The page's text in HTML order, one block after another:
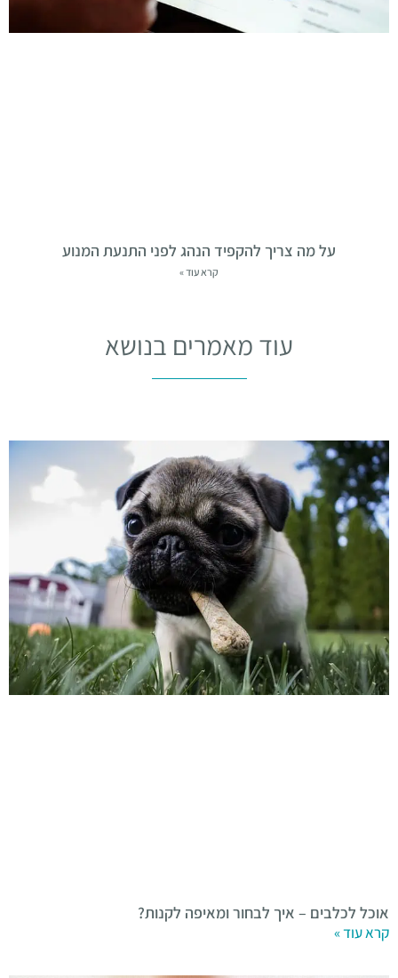
על מה צריך להקפיד הנהג לפני התנעת המנוע
קרא עוד »
עוד מאמרים בנושא
אוכל לכלבים – איך לבחור ומאיפה לקנות?
קרא עוד »